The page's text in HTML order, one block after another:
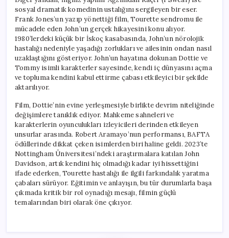
sosyal dramatik komedinin ustalığını sergileyen bir eser.
Frank Jones’un yazıp yönettiği film, Tourette sendromu ile
mücadele eden John’un gerçek hikayesini konu alıyor.
1980’lerdeki küçük bir İskoç kasabasında, John’un nörolojik
hastalığı nedeniyle yaşadığı zorlukları ve ailesinin ondan nasıl
uzaklaştığını gösteriyor. John’un hayatına dokunan Dottie ve
Tommy isimli karakterler sayesinde, kendi iç dünyasını açma
ve topluma kendini kabul ettirme çabası etkileyici bir şekilde
aktarılıyor.
Film, Dottie’nin evine yerleşmesiyle birlikte devrim niteliğinde
değişimlere tanıklık ediyor. Mahkeme sahneleri ve
karakterlerin oyunculukları izleyicileri derinden etkileyen
unsurlar arasında. Robert Aramayo’nun performansı, BAFTA
ödüllerinde dikkat çeken isimlerden biri haline geldi. 2023’te
Nottingham Üniversitesi’ndeki araştırmalara katılan John
Davidson, artık kendini hiç olmadığı kadar iyi hissettiğini
ifade ederken, Tourette hastalığı ile ilgili farkındalık yaratma
çabaları sürüyor. Eğitimin ve anlayışın, bu tür durumlarla başa
çıkmada kritik bir rol oynadığı mesajı, filmin güçlü
temalarından biri olarak öne çıkıyor.